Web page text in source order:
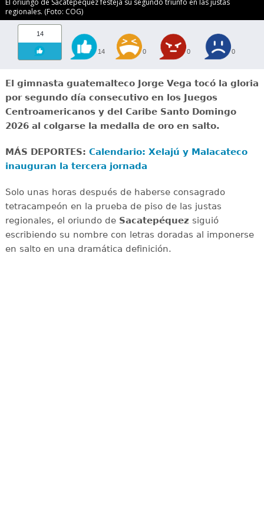
El oriungo de Sacatepéquez festeja su segundo triunfo en las justas
regionales. (Foto: COG)
14
14 0 0 0
El gimnasta guatemalteco Jorge Vega tocó la gloria
por segundo día consecutivo en los Juegos
Centroamericanos y del Caribe Santo Domingo
2026 al colgarse la medalla de oro en salto.
MÁS DEPORTES: Calendario: Xelajú y Malacateco
inauguran la tercera jornada
Solo unas horas después de haberse consagrado
tetracampeón en la prueba de piso de las justas
regionales, el oriundo de Sacatepéquez siguió
escribiendo su nombre con letras doradas al imponerse
en salto en una dramática definición.